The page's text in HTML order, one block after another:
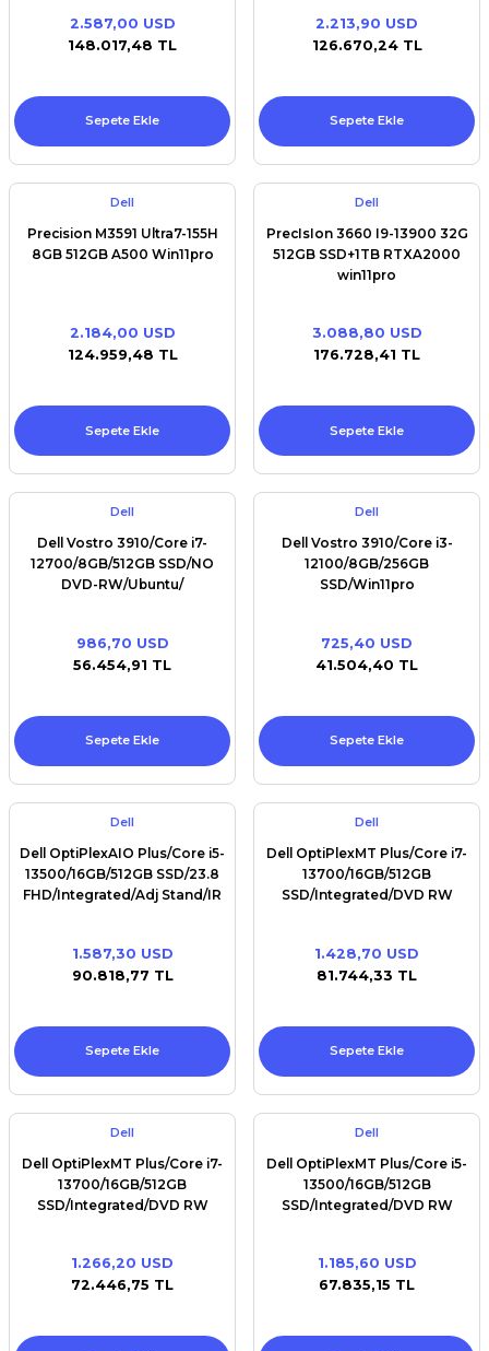
2.587,00 USD
148.017,48 TL
Sepete Ekle
2.213,90 USD
126.670,24 TL
Sepete Ekle
Dell
Precision M3591 Ultra7-155H
8GB 512GB A500 Win11pro
2.184,00 USD
124.959,48 TL
Sepete Ekle
Dell
PrecIsIon 3660 I9-13900 32G
512GB SSD+1TB RTXA2000
win11pro
3.088,80 USD
176.728,41 TL
Sepete Ekle
Dell
Dell Vostro 3910/Core i7-
12700/8GB/512GB SSD/NO
DVD-RW/Ubuntu/
986,70 USD
56.454,91 TL
Sepete Ekle
Dell
Dell Vostro 3910/Core i3-
12100/8GB/256GB
SSD/Win11pro
725,40 USD
41.504,40 TL
Sepete Ekle
Dell
Dell OptiPlexAIO Plus/Core i5-
13500/16GB/512GB SSD/23.8
FHD/Integrated/Adj Stand/IR
1.587,30 USD
90.818,77 TL
Sepete Ekle
Dell
Dell OptiPlexMT Plus/Core i7-
13700/16GB/512GB
SSD/Integrated/DVD RW
1.428,70 USD
81.744,33 TL
Sepete Ekle
Dell
Dell OptiPlexMT Plus/Core i7-
13700/16GB/512GB
SSD/Integrated/DVD RW
1.266,20 USD
72.446,75 TL
Dell
Dell OptiPlexMT Plus/Core i5-
13500/16GB/512GB
SSD/Integrated/DVD RW
1.185,60 USD
67.835,15 TL